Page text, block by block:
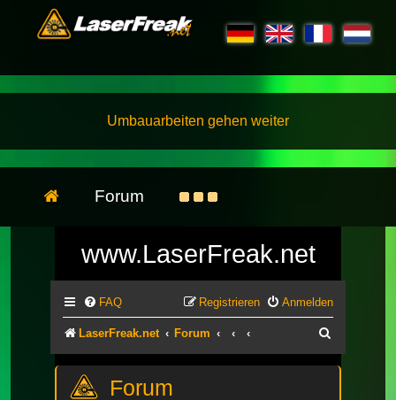
Umbauarbeiten gehen weiter
Forum
www.LaserFreak.net
FAQ Anmelden
Registrieren
LaserFreak.net Forum